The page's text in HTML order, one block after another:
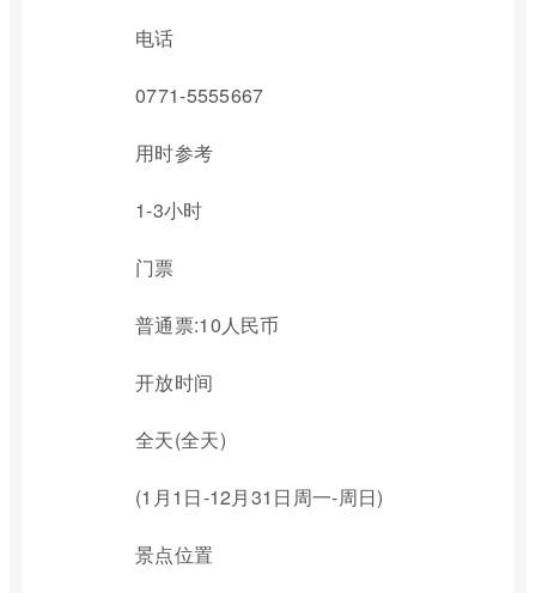
电话
0771-5555667
用时参考
1-3小时
门票
普通票:10人民币
开放时间
全天(全天)
(1月1日-12月31日周一-周日)
景点位置